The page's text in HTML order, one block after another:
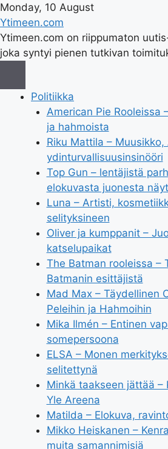
Monday, 10 August
Ytimeen.com
Ytimeen.com on riippumaton
joka syntyi pienen tutkivan
Politiikka
American Pie Rooleissa
ja hahmoista
Riku Mattila –
ydinturvallisuusinsinööri
Top Gun – lentäjistä
elokuvasta juonesta
Luna – Artisti,
selityksineen
Oliver ja kumppanit –
katselupaikat
The Batman rooleissa –
Batmanin esittäjistä
Mad Max – Täydellinen
Peleihin ja Hahmoihin
Mika Ilmén – Entinen
somepersoona
ELSA – Monen
selitettynä
Minkä taakseen jättää –
Yle Areena
Matilda – Elokuva,
Mikko Heiskanen –
muita samannimisiä